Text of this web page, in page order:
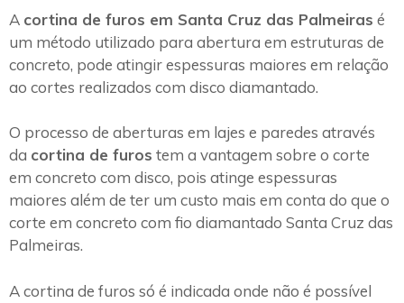
A cortina de furos em Santa Cruz das Palmeiras é
um método utilizado para abertura em estruturas de
concreto, pode atingir espessuras maiores em relação
ao cortes realizados com disco diamantado.
O processo de aberturas em lajes e paredes através
da cortina de furos tem a vantagem sobre o corte
em concreto com disco, pois atinge espessuras
maiores além de ter um custo mais em conta do que o
corte em concreto com fio diamantado Santa Cruz das
Palmeiras.
A cortina de furos só é indicada onde não é possível